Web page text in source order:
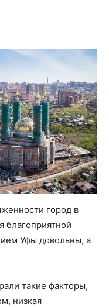
город в
благоприятной
Уфы довольны, а
такие факторы,
низкая